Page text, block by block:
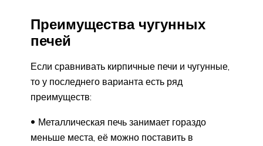
Преимущества чугунных
печей
Если сравнивать кирпичные печи и чугунные,
то у последнего варианта есть ряд
преимуществ:
Металлическая печь занимает гораздо
меньше места, её можно поставить в